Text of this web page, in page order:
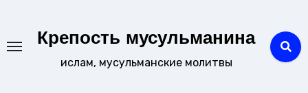
содержаниюКрепость мусульманина
ислам, мусульманские молитвы